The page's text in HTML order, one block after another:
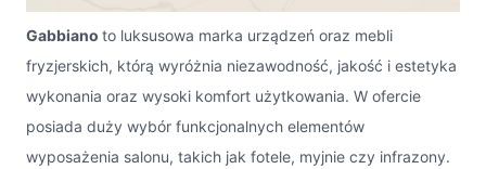
Gabbiano to luksusowa marka urządzeń oraz mebli
fryzjerskich, którą wyróżnia niezawodność, jakość i estetyka
wykonania oraz wysoki komfort użytkowania. W ofercie
posiada duży wybór funkcjonalnych elementów
wyposażenia salonu, takich jak fotele, myjnie czy infrazony.